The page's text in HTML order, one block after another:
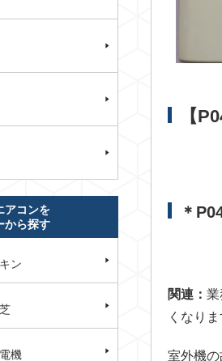
【
＊
関連： 業
くなり
室外機
アコンを
から探す
ン
機